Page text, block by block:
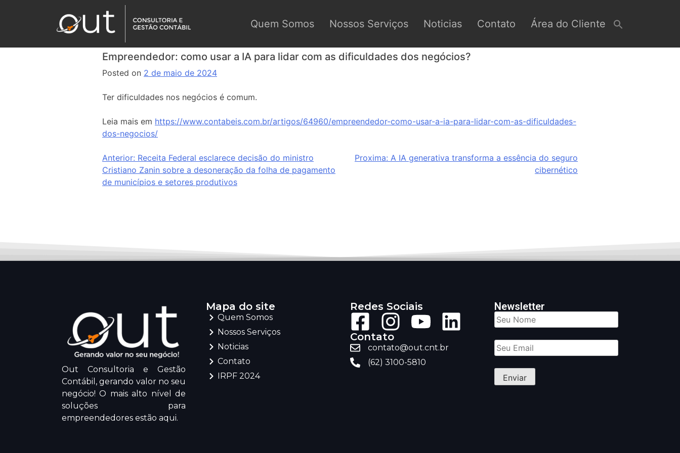
Quem Somos Nossos Serviços Noticias Contato Área do Cliente
Empreendedor: como usar a IA para lidar com as dificuldades dos negócios?
Posted on 2 de maio de 2024
Ter dificuldades nos negócios é comum.
Leia mais em https://www.contabeis.com.br/artigos/64960/empreendedor-como-usar-a-ia-para-lidar-com-as-dificuldades-
dos-negocios/
Anterior: Receita Federal esclarece decisão do ministro
Cristiano Zanin sobre a desoneração da folha de pagamento
de municípios e setores produtivos
Proxima: A IA generativa transforma a essência do seguro
cibernético
Out Consultoria e Gestão
Contábil, gerando valor no seu
negócio! O mais alto nível de
soluções para
empreendedores estão aqui.
Mapa do site
Quem Somos
Nossos Serviços
Noticias
Contato
IRPF 2024
Redes Sociais
Contato
contato@out.cnt.br
(62) 3100-5810
Newsletter